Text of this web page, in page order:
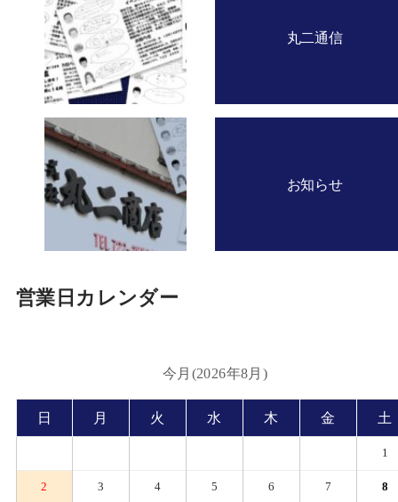
丸二通信
お知らせ
営業日カレンダー
今月(2026年8月)
日 月 火 水 木 金 土
1
2 3 4 5 6 7 8